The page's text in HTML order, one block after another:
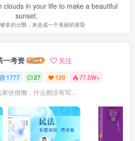
clouds in your life to make a beautiful
sunset.
多的云翳，来造成一个美丽的黄昏
一考资 关注
1777 27 120 77.5W+
家伙很懒，什么都没有写...